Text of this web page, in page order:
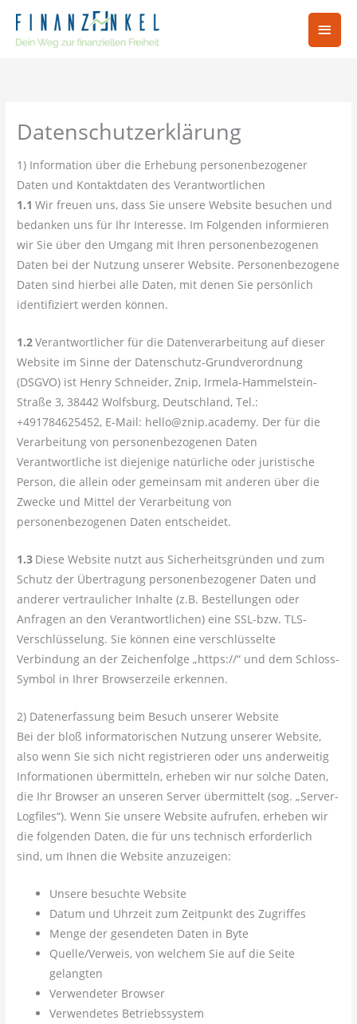
Inhalt
springen
Datenschutzerklärung
1) Information über die Erhebung personenbezogener
Daten und Kontaktdaten des Verantwortlichen
1.1 Wir freuen uns, dass Sie unsere Website besuchen und
bedanken uns für Ihr Interesse. Im Folgenden informieren
wir Sie über den Umgang mit Ihren personenbezogenen
Daten bei der Nutzung unserer Website. Personenbezogene
Daten sind hierbei alle Daten, mit denen Sie persönlich
identifiziert werden können.
1.2Verantwortlicher für die Datenverarbeitung auf dieser
Website im Sinne der Datenschutz-Grundverordnung
(DSGVO) ist Henry Schneider, Znip, Irmela-Hammelstein-
Straße 3, 38442 Wolfsburg, Deutschland, Tel.:
+491784625452, E-Mail: hello@znip.academy. Der für die
Verarbeitung von personenbezogenen Daten
Verantwortliche ist diejenige natürliche oder juristische
Person, die allein oder gemeinsam mit anderen über die
Zwecke und Mittel der Verarbeitung von
personenbezogenen Daten entscheidet.
1.3 Diese Website nutzt aus Sicherheitsgründen und zum
Schutz der Übertragung personenbezogener Daten und
anderer vertraulicher Inhalte (z.B. Bestellungen oder
Anfragen an den Verantwortlichen) eine SSL-bzw. TLS-
Verschlüsselung. Sie können eine verschlüsselte
Verbindung an der Zeichenfolge „https://“ und dem Schloss-
Symbol in Ihrer Browserzeile erkennen.
2) Datenerfassung beim Besuch unserer Website
Bei der bloß informatorischen Nutzung unserer Website,
also wenn Sie sich nicht registrieren oder uns anderweitig
Informationen übermitteln, erheben wir nur solche Daten,
die Ihr Browser an unseren Server übermittelt (sog. „Server-
Logfiles“). Wenn Sie unsere Website aufrufen, erheben wir
die folgenden Daten, die für uns technisch erforderlich
sind, um Ihnen die Website anzuzeigen:
Unsere besuchte Website
Datum und Uhrzeit zum Zeitpunkt des Zugriffes
Menge der gesendeten Daten in Byte
Quelle/Verweis, von welchem Sie auf die Seite
gelangten
Verwendeter Browser
Verwendetes Betriebssystem